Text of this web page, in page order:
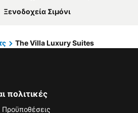
Ξενοδοχεία Σιμόνι
The Villa Luxury Suites
πολιτικές
Προϋποθέσεις